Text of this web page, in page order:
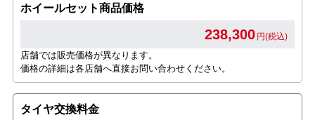
ホイールセット商品価格
238,300 円(税込)
店舗では販売価格が異なります。
価格の詳細は各店舗へ直接お問い合わせください。
タイヤ交換料金